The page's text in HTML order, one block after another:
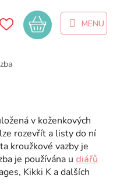
Nákupní
košík
v koženkových
rozevřít a listy do ní
kroužkové vazby je
je používána u diářů
Kikki K a dalších